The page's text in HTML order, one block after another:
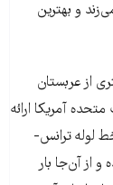
و بهترین
احداث یک خط لوله ۷۰۰ کیلومتری از عربستان
آمریکا ارائه
لوله ترانس-
از آن‌جا بار